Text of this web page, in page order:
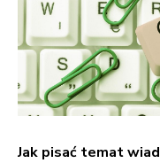
Jak pisać temat